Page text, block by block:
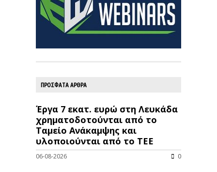
ΠΡΟΣΦΑΤΑ ΑΡΘΡΑ
Έργα 7 εκατ. ευρώ στη Λευκάδα
χρηματοδοτούνται από το
Ταμείο Ανάκαμψης και
υλοποιούνται από το ΤΕΕ
06-08-2026 0